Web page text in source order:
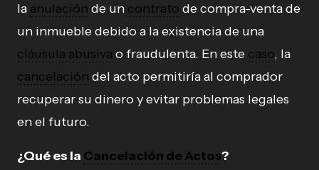
la anulación de un contrato de compra-venta de
un inmueble debido a la existencia de una
cláusula abusiva o fraudulenta. En este caso, la
cancelación del acto permitiría al comprador
recuperar su dinero y evitar problemas legales
en el futuro.
¿Qué es la Cancelación de Actos?